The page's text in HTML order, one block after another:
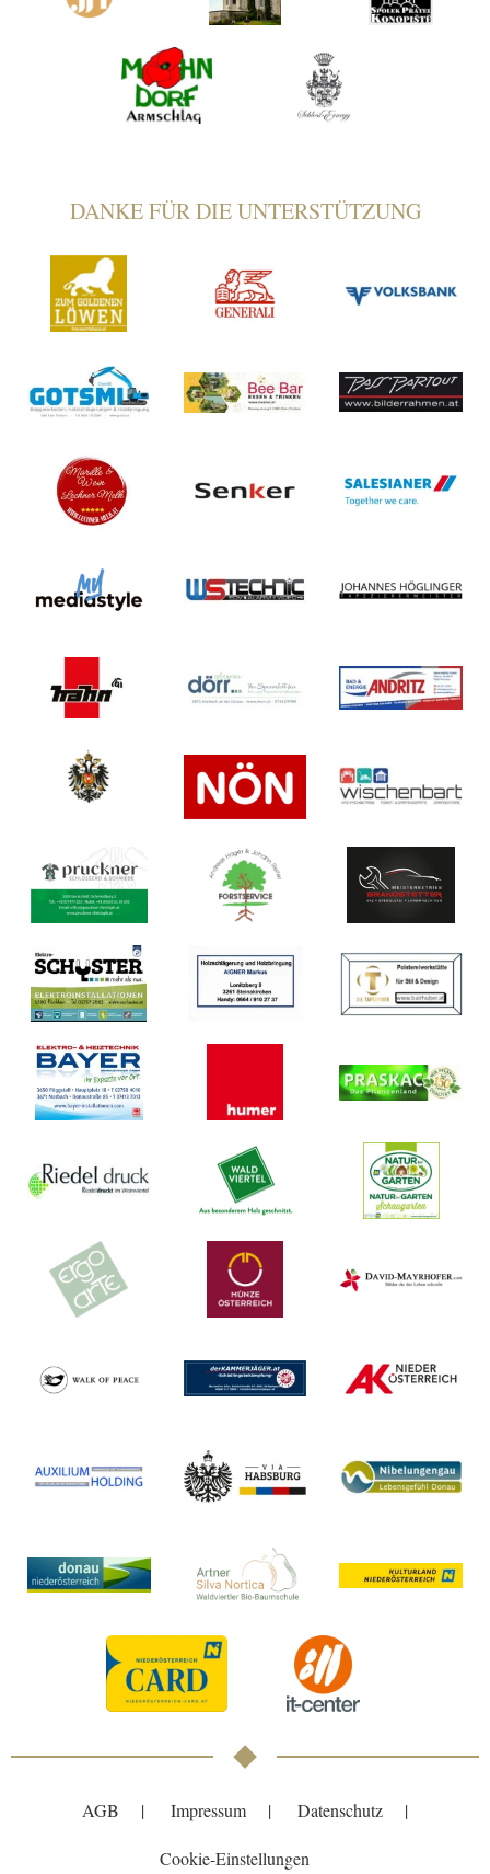
DANKE FÜR DIE UNTERSTÜTZUNG
AGB Impressum Datenschutz
Cookie-Einstellungen